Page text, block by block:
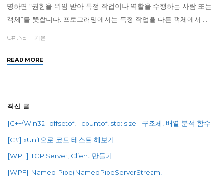
트
(Event)"
명하면 “권한을 위임 받아 특정 작업이나 역할을 수행하는 사람 또는
객체”를 뜻합니다. 프로그래밍에서는 특정 작업을 다른 객체에서 …
C# .NET 기본
READ MORE
트
최신 글
[C++/Win32] offsetof, _countof, std::size : 구조체, 배열 분석 함수
[C#] xUnit으로 코드 테스트 해보기
[WPF] TCP Server, Client 만들기
[WPF] Named Pipe(NamedPipeServerStream,